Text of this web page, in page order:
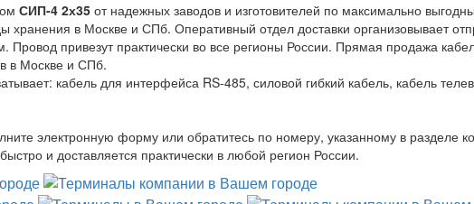
СИП-4 2х35 от надежных заводов и изготовителей по максимально
хранения в Москве и СПб. Оперативный отдел доставки организовывает
привезут практически во все регионы России. Прямая продажа
в Москве и СПб.
кабель для интерфейса RS-485, силовой гибкий кабель, кабель
электронную форму или обратитесь по номеру, указанному в разделе
и доставляется практически в любой регион России.